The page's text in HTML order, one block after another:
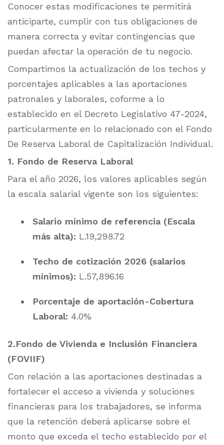
Conocer estas modificaciones te permitirá
anticiparte, cumplir con tus obligaciones de
manera correcta y evitar contingencias que
puedan afectar la operación de tu negocio.
Compartimos la actualización de los techos y
porcentajes aplicables a las aportaciones
patronales y laborales, coforme a lo
establecido en el Decreto Legislativo 47-2024,
particularmente en lo relacionado con el Fondo
De Reserva Laboral de Capitalización Individual.
1. Fondo de Reserva Laboral
Para el año 2026, los valores aplicables según
la escala salarial vigente son los siguientes:
Salario mínimo de referencia (Escala
más alta): L.19,298.72
Techo de cotización 2026 (salarios
mínimos): L.57,896.16
Porcentaje de aportación-Cobertura
Laboral: 4.0%
2.Fondo de Vivienda e Inclusión Financiera
(FOVIIF)
Con relación a las aportaciones destinadas a
fortalecer el acceso a vivienda y soluciones
financieras para los trabajadores, se informa
que la retención deberá aplicarse sobre el
monto que exceda el techo establecido por el